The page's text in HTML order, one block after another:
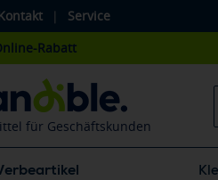
| Service
Rabatt
für Geschäftskunden